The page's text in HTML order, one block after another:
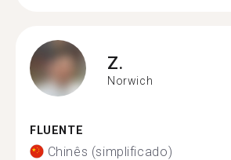
Z.
Norwich
FLUENTE
Chinês (simplificado)